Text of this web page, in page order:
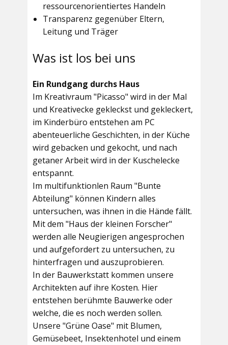
ressourcenorientiertes Handeln
Transparenz gegenüber Eltern,
Leitung und Träger
Was ist los bei uns
Ein Rundgang durchs Haus
Im Kreativraum "Picasso" wird in der Mal
und Kreativecke gekleckst und gekleckert,
im Kinderbüro entstehen am PC
abenteuerliche Geschichten, in der Küche
wird gebacken und gekocht, und nach
getaner Arbeit wird in der Kuschelecke
entspannt.
Im multifunktionlen Raum "Bunte
Abteilung" können Kindern alles
untersuchen, was ihnen in die Hände fällt.
Mit dem "Haus der kleinen Forscher"
werden alle Neugierigen angesprochen
und aufgefordert zu untersuchen, zu
hinterfragen und auszuprobieren.
In der Bauwerkstatt kommen unsere
Architekten auf ihre Kosten. Hier
entstehen berühmte Bauwerke oder
welche, die es noch werden sollen.
Unsere "Grüne Oase" mit Blumen,
Gemüsebeet, Insektenhotel und einem